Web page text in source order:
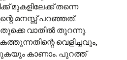
മുകളിലേക്ക് തന്നെ
മനസ്സ് പറഞ്ഞത്.
വാതില്‍ തുറന്നു.
വെളിച്ചവും,
കാണാം. പുറത്ത്